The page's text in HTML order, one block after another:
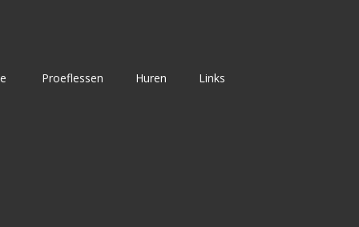
Proeflessen Huren Links